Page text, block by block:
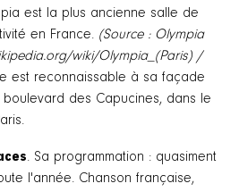
est la plus ancienne salle de
en France. (Source : Olympia
wiki/Olympia_(Paris) /
est reconnaissable à sa façade
des Capucines, dans le
. Sa programmation : quasiment
l'année. Chanson française,